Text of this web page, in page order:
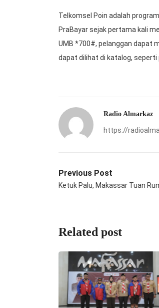
Telkomsel Poin adalah
PraBayar sejak pertama kali
UMB *700#, pelanggan dapat
dapat dilihat di katalog, seperti
Radio Almarkaz
https://
Previous Post
Ketuk Palu, Makassar Tuan
Related post